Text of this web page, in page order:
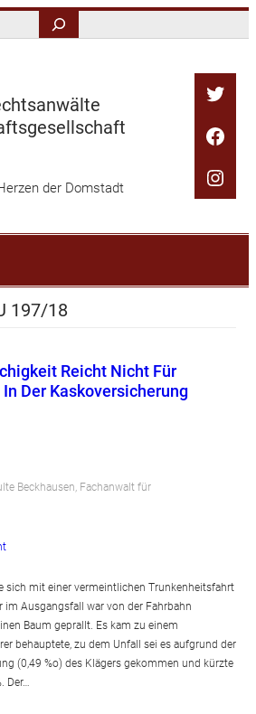
der Domstadt
197/18
Reicht Nicht Für
Der Kaskoversicherung
Beckhausen, Fachanwalt für
sich mit einer vermeintlichen Trunkenheitsfahrt
im Ausgangsfall war von der Fahrbahn
Baum geprallt. Es kam zu einem
behauptete, zu dem Unfall sei es aufgrund der
(0,49 %o) des Klägers gekommen und kürzte
Der…